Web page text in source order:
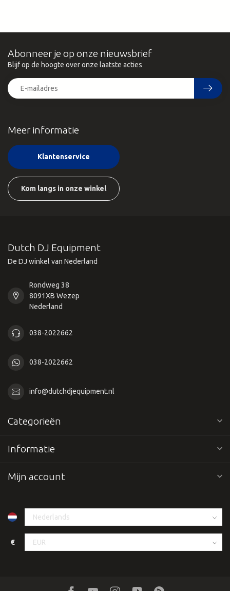
Meer informatie
Klantenservice
Kom langs in onze winkel
Abonneer je op onze nieuwsbrief
Blijf op de hoogte over onze laatste acties
Dutch DJ Equipment
De DJ winkel van Nederland
Rondweg 38
8091XB Wezep
Nederland
038-2022662
038-2022662
info@dutchdjequipment.nl
Categorieën
Informatie
Mijn account
€